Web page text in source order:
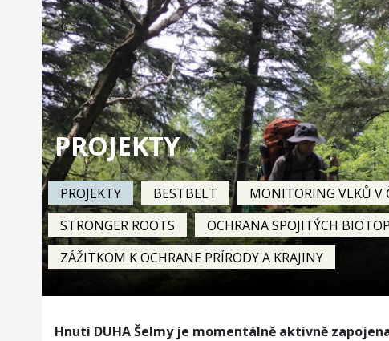
PROJEKTY
PROJEKTY BESTBELT MONITORING VLKŮ V
STRONGER ROOTS
OCHRANA SPOJITÝCH
ZÁŽITKOM K OCHRANE PRÍRODY A KRAJINY
Hnutí DUHA Šelmy je momentálně aktivně